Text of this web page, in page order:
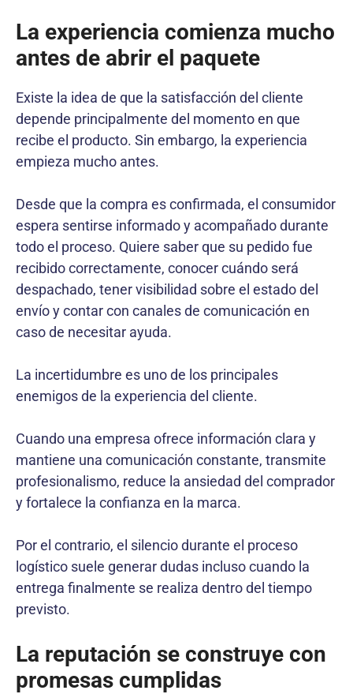
La experiencia comienza mucho
antes de abrir el paquete
Existe la idea de que la satisfacción del cliente
depende principalmente del momento en que
recibe el producto. Sin embargo, la experiencia
empieza mucho antes.
Desde que la compra es confirmada, el consumidor
espera sentirse informado y acompañado durante
todo el proceso. Quiere saber que su pedido fue
recibido correctamente, conocer cuándo será
despachado, tener visibilidad sobre el estado del
envío y contar con canales de comunicación en
caso de necesitar ayuda.
La incertidumbre es uno de los principales
enemigos de la experiencia del cliente.
Cuando una empresa ofrece información clara y
mantiene una comunicación constante, transmite
profesionalismo, reduce la ansiedad del comprador
y fortalece la confianza en la marca.
Por el contrario, el silencio durante el proceso
logístico suele generar dudas incluso cuando la
entrega finalmente se realiza dentro del tiempo
previsto.
La reputación se construye con
promesas cumplidas